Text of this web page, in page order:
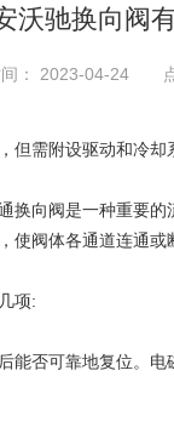
沃驰换向阀
间： 2023-04-24
需附设驱动和冷却
向阀是一种重要的
阀体各通道连通或
项:
否可靠地复位。电